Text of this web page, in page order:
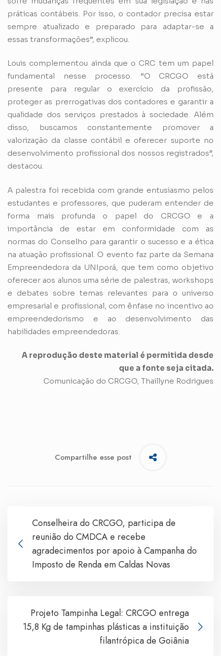
práticas contábeis. Por isso, o contador precisa estar
sempre atualizado e preparado para adaptar-se a
essas transformações”, explicou.
Louis complementou ainda que o CRC tem um papel
fundamental nesse processo. “O CRCGO está
presente para regular o exercício da profissão,
proteger as prerrogativas dos contadores e garantir a
qualidade dos serviços prestados à sociedade. Além
disso, buscamos constantemente promover a
valorização da classe contábil e oferecer suporte no
desenvolvimento profissional dos nossos registrados”,
destacou.
A palestra foi recebida com grande entusiasmo pelos
estudantes e professores, que puderam entender de
forma mais profunda o papel do CRCGO e a
importância de estar em conformidade com as
normas do Conselho para garantir o sucesso e a ética
na atuação profissional. O evento faz parte da Semana
Empreendedora da UNIporá, que tem como objetivo
oferecer aos alunos uma série de palestras, workshops
e debates sobre temas relevantes para o universo
empresarial e profissional, com ênfase no incentivo ao
empreendedorismo e ao desenvolvimento das
habilidades empreendedoras.
A reprodução deste material é permitida desde
que a fonte seja citada.
Comunicação do CRCGO, Thaillyne Rodrigues
Compartilhe esse post
Conselheira do CRCGO, participa de
reunião do CMDCA e recebe
agradecimentos por apoio à Campanha do
Imposto de Renda em Caldas Novas
Projeto Tampinha Legal: CRCGO entrega
15,8 Kg de tampinhas plásticas a instituição
filantrópica de Goiânia